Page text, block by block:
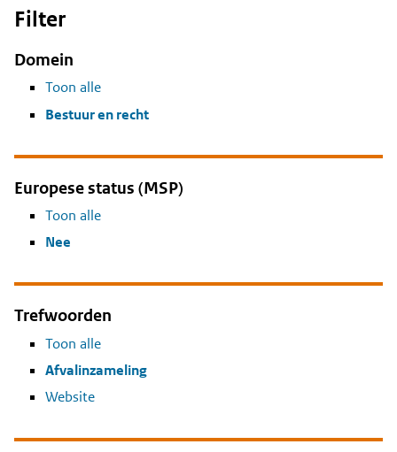
Filter
Domein
Toon alle
Bestuur en recht
Europese status (MSP)
Toon alle
Nee
Trefwoorden
Toon alle
Afvalinzameling
Website